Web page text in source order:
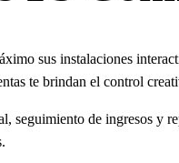
sus instalaciones
te brindan el control
de ingresos y